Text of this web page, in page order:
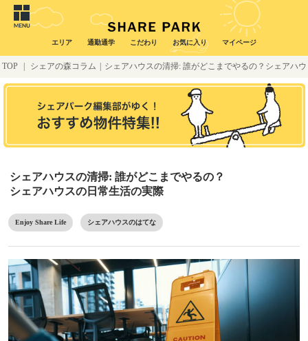
エリア 通勤通学 こだわり お気に入り マイページ
TOP シェアの森コラム シェアハウスの清掃: 誰がどこまでやるの？シェアハウ
スの日常生活の実際
シェアハウスの清掃: 誰がどこまでやるの？
シェアハウスの日常生活の実際
Enjoy Share Life シェアハウスのはてな